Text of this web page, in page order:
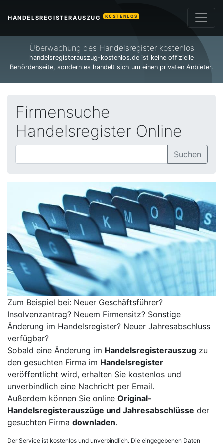
HANDELSREGISTERAUSZUG KOSTENLOS
Überwachung des Handelsregister kostenlos
handelsregisterauszug-kostenlos.de ist keine offizielle
Behördenseite, sondern es handelt sich um einen privaten Anbieter.
Firmensuche
Handelsregister Online
Suchen
Zum Beispiel bei: Neuer Geschäftsführer?
Insolvenzantrag? Neuem Firmensitz? Sonstige
Änderung im Handelsregister? Neuer Jahresabschluss
verfügbar?
Sobald eine Änderung im Handelsregisterauszug zu
den gesuchten Firma im Handelsregister
veröffentlicht wird, erhalten Sie kostenlos und
unverbindlich eine Nachricht per Email.
Außerdem können Sie online Original-
Handelsregisterauszüge und Jahresabschlüsse der
gesuchten Firma downladen.
Der Service ist kostenlos und unverbindlich. Die eingegebenen Daten